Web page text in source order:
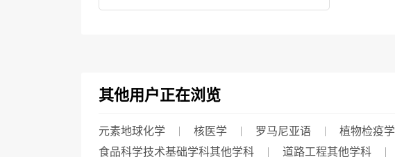
其他用户正在浏览
元素地球化学 核医学 罗马尼亚语 植物检疫学
食品科学技术基础学科其他学科
道路工程其他学科